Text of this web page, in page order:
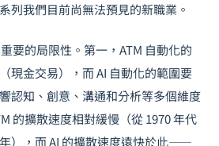
我們目前尚無法預見的新職業。
要的局限性。第一，ATM 自動化的
現金交易），而 AI 自動化的範圍要
知、創意、溝通和分析等多個維度
的擴散速度相對緩慢（從 1970 年代
），而 AI 的擴散速度遠快於此——